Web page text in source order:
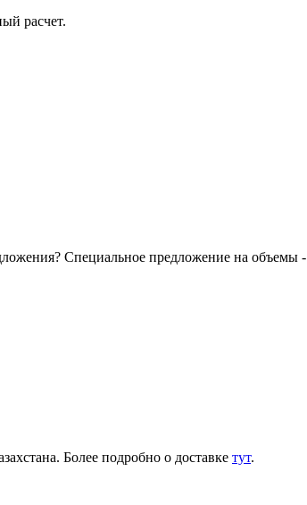
расчет.
Специальное предложение на объемы -
Более подробно о доставке тут.